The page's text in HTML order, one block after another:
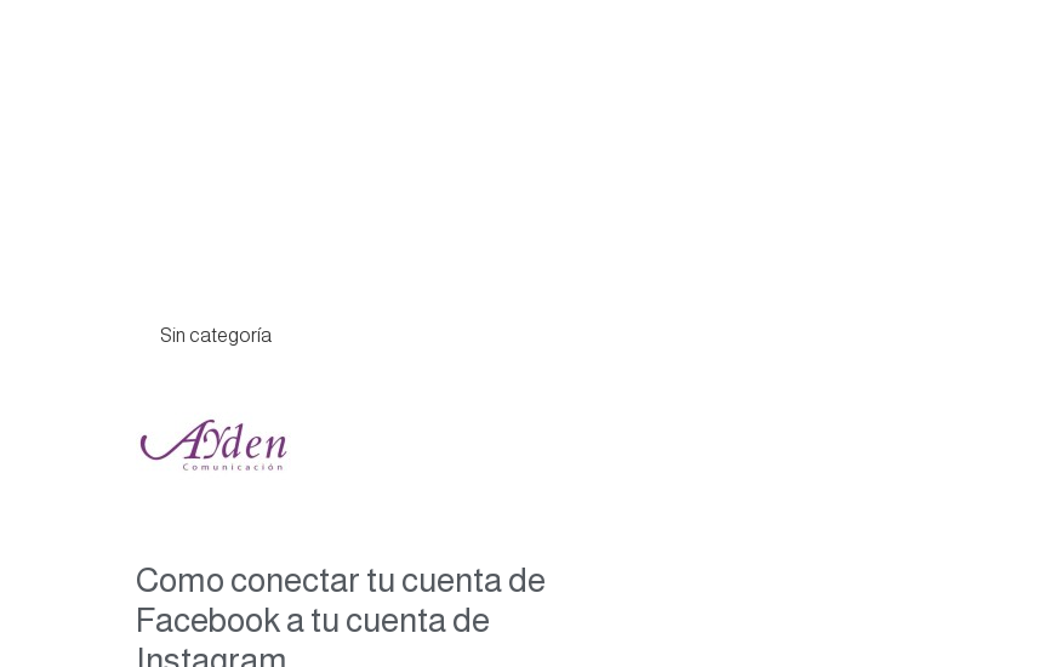
Sin categoría
Como conectar tu cuenta de
Facebook a tu cuenta de